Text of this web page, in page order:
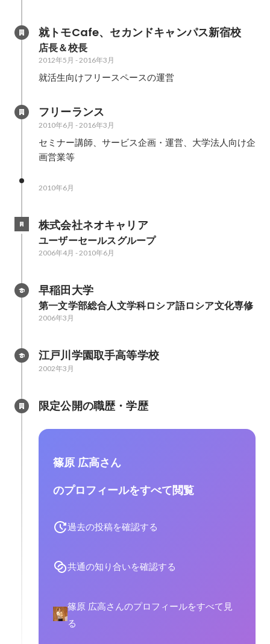
就トモCafe、セカンドキャンパス新宿校
店長＆校長
2012年5月 -2016年3月
就活生向けフリースペースの運営
フリーランス
2010年6月 -2016年3月
セミナー講師、サービス企画・運営、大学法人向け企
画営業等
2010年6月
株式会社ネオキャリア
ユーザーセールスグループ
2006年4月 -2010年6月
早稲田大学
第一文学部総合人文学科ロシア語ロシア文化専修
2006年3月
江戸川学園取手高等学校
2002年3月
限定公開の職歴・学歴
篠原 広高さん
のプロフィールをすべて閲覧
過去の投稿を確認する
共通の知り合いを確認する
篠原 広高さんのプロフィールをすべて見
る